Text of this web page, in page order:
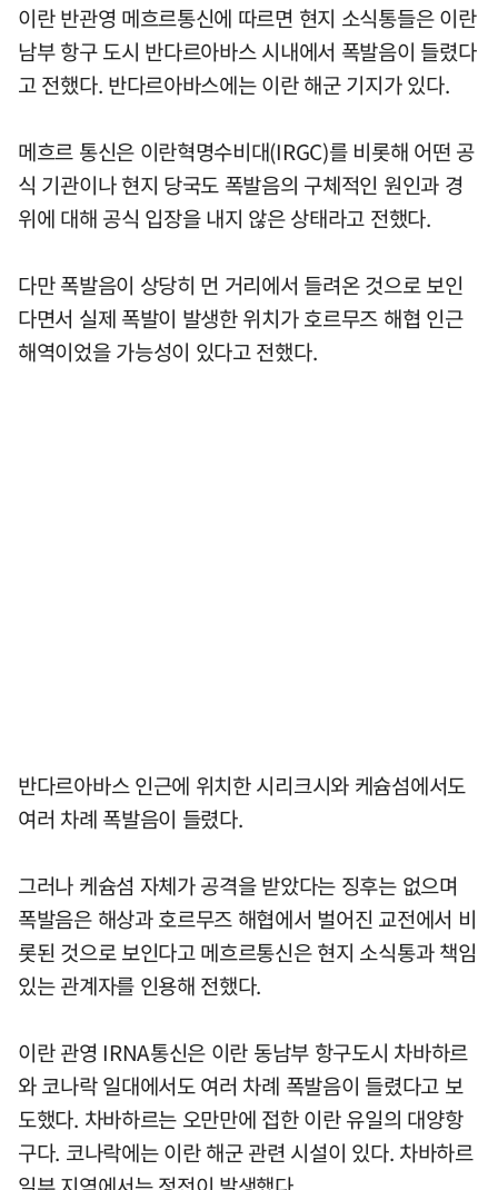
이란 반관영 메흐르통신에 따르면 현지 소식통들은 이란
남부 항구 도시 반다르아바스 시내에서 폭발음이 들렸다
고 전했다. 반다르아바스에는 이란 해군 기지가 있다.
메흐르 통신은 이란혁명수비대(IRGC)를 비롯해 어떤 공
식 기관이나 현지 당국도 폭발음의 구체적인 원인과 경
위에 대해 공식 입장을 내지 않은 상태라고 전했다.
다만 폭발음이 상당히 먼 거리에서 들려온 것으로 보인
다면서 실제 폭발이 발생한 위치가 호르무즈 해협 인근
해역이었을 가능성이 있다고 전했다.
반다르아바스 인근에 위치한 시리크시와 케슘섬에서도
여러 차례 폭발음이 들렸다.
그러나 케슘섬 자체가 공격을 받았다는 징후는 없으며
폭발음은 해상과 호르무즈 해협에서 벌어진 교전에서 비
롯된 것으로 보인다고 메흐르통신은 현지 소식통과 책임
있는 관계자를 인용해 전했다.
이란 관영 IRNA통신은 이란 동남부 항구도시 차바하르
와 코나락 일대에서도 여러 차례 폭발음이 들렸다고 보
도했다. 차바하르는 오만만에 접한 이란 유일의 대양항
구다. 코나락에는 이란 해군 관련 시설이 있다. 차바하르